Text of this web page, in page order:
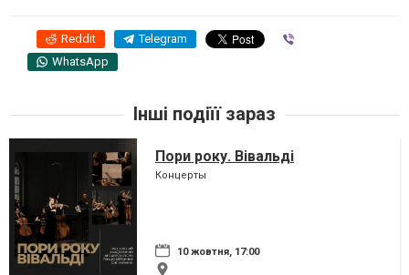
Reddit Telegram
WhatsApp
Інші подіїї зараз
Пори року. Вівальді
Концерты
10 жовтня, 17:00